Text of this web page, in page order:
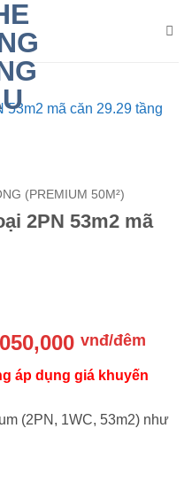
(PREMIUM 50M²)
2PN 53m2 mã
vnđ/đêm
tại
áp dụng giá khuyến
(2PN, 1WC, 53m2) như